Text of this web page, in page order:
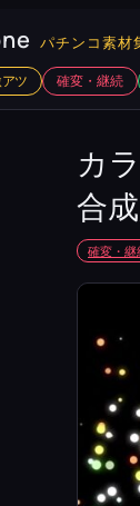
パチンコ素材
ツ
確変・継続
カ
合
確変・継